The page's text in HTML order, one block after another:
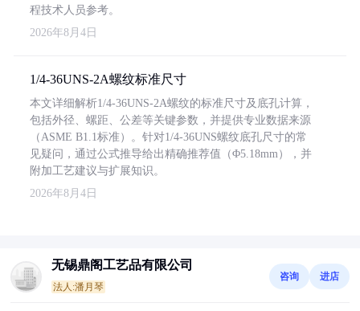
程技术人员参考。
2026年8月4日
1/4-36UNS-2A螺纹标准尺寸
本文详细解析1/4-36UNS-2A螺纹的标准尺寸及底孔计算，
包括外径、螺距、公差等关键参数，并提供专业数据来源
（ASME B1.1标准）。针对1/4-36UNS螺纹底孔尺寸的常
见疑问，通过公式推导给出精确推荐值（Φ5.18mm），并
附加工艺建议与扩展知识。
2026年8月4日
无锡鼎阁工艺品有限公司
法人:潘月琴
咨询 进店